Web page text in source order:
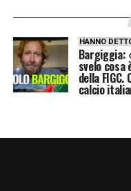
HANNO
Bargiggia:
svelo cosa
della
calcio